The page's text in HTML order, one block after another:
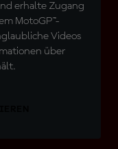
erhalte Zugang
MotoGP™-
Videos
über